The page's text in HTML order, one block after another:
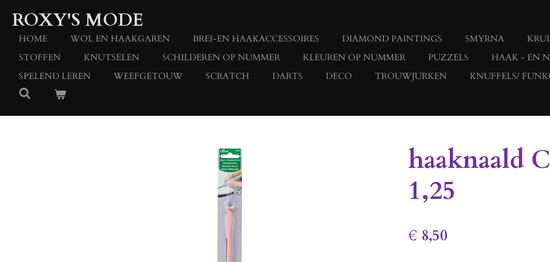
Ga
direct
naar
hoofdinhoud
ROXY'S MODE
HOME WOL EN HAAKGAREN BREI-EN HAAKACCESSOIRES DIAMOND PAINTINGS SMYRNA
STOFFEN
KNUTSELEN SCHILDEREN OP NUMMER KLEUREN OP NUMMER PUZZELS HAAK - EN
SPELEND LEREN
WEEFGETOUW SCRATCH DARTS DECO TROUWJURKEN KNUFFELS/
haaknaald
1,25
€ 8,50